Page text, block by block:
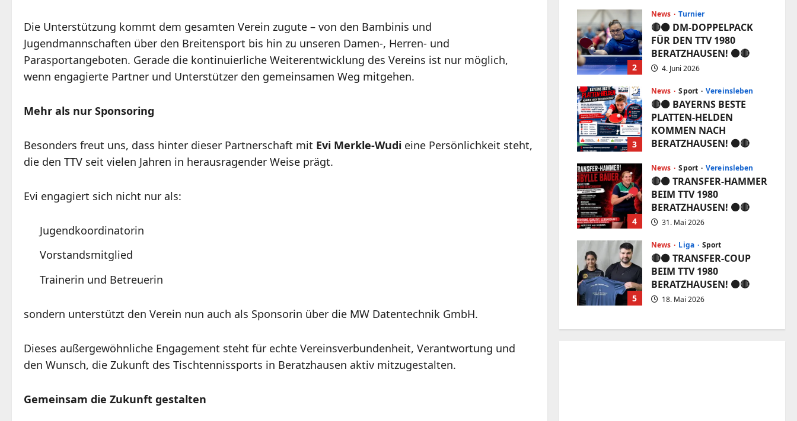
Die Unterstützung kommt dem gesamten Verein zugute – von den Bambinis und
Jugendmannschaften über den Breitensport bis hin zu unseren Damen-, Herren- und
Parasportangeboten. Gerade die kontinuierliche Weiterentwicklung des Vereins ist nur möglich,
wenn engagierte Partner und Unterstützer den gemeinsamen Weg mitgehen.
Mehr als nur Sponsoring
Besonders freut uns, dass hinter dieser Partnerschaft mit Evi Merkle-Wudi eine Persönlichkeit steht,
die den TTV seit vielen Jahren in herausragender Weise prägt.
Evi engagiert sich nicht nur als:
Jugendkoordinatorin
Vorstandsmitglied
Trainerin und Betreuerin
sondern unterstützt den Verein nun auch als Sponsorin über die MW Datentechnik GmbH.
Dieses außergewöhnliche Engagement steht für echte Vereinsverbundenheit, Verantwortung und
den Wunsch, die Zukunft des Tischtennissports in Beratzhausen aktiv mitzugestalten.
Gemeinsam die Zukunft gestalten
⚫️🔴
5. Juni 2026
2
News Turnier
🔴⚫️ DM-DOPPELPACK
FÜR DEN TTV 1980
BERATZHAUSEN! ⚫️🔴
4. Juni 2026
3
News Sport Vereinsleben
🔴⚫️ BAYERNS BESTE
PLATTEN-HELDEN
KOMMEN NACH
BERATZHAUSEN! ⚫️🔴
4
News Sport Vereinsleben
🔴⚫️ TRANSFER-HAMMER
BEIM TTV 1980
BERATZHAUSEN! ⚫️🔴
31. Mai 2026
5
News Liga Sport
🔴⚫️ TRANSFER-COUP
BEIM TTV 1980
BERATZHAUSEN! ⚫️🔴
18. Mai 2026